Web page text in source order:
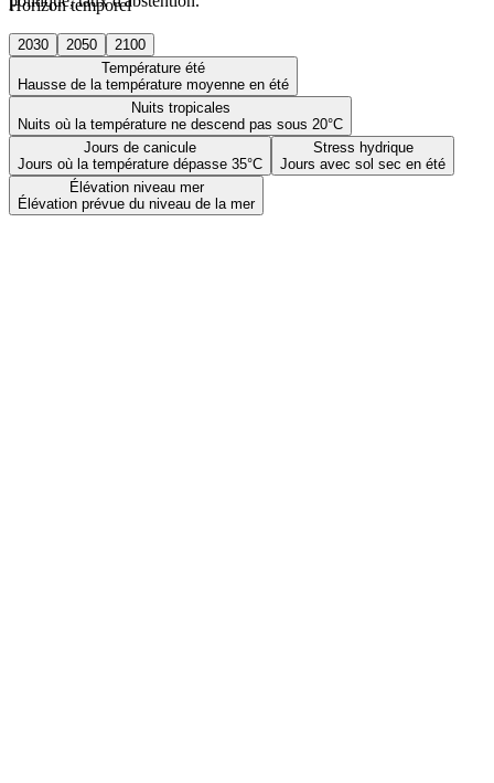
Horizon temporel
2030 2050
2100
Température été
Hausse de la température moyenne en été
Nuits tropicales
Nuits où la température ne descend pas sous 20°C
Jours de canicule
Jours où la température dépasse 35°C
Stress hydrique
Jours avec sol sec en été
Élévation niveau mer
Élévation prévue du niveau de la mer